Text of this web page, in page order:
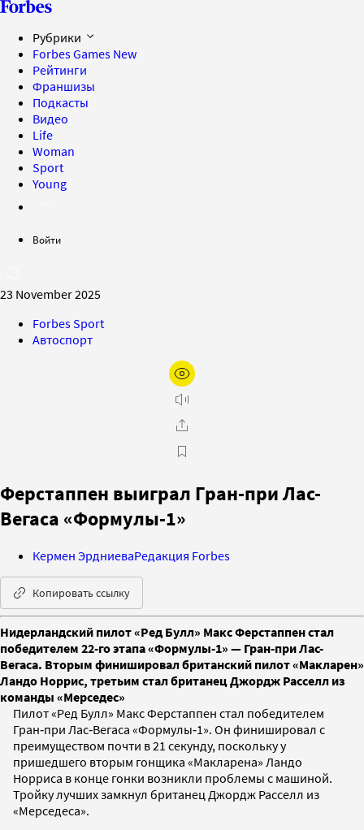
Рубрики
Forbes Games New
Рейтинги
Франшизы
Подкасты
Видео
Life
Woman
Sport
Young
Войти
23 November 2025
Forbes Sport
Автоспорт
Ферстаппен выиграл Гран-при Лас-
Вегаса «Формулы-1»
Кермен ЭрдниеваРедакция Forbes
Копировать ссылку
Нидерландский пилот «Ред Булл» Макс Ферстаппен стал
победителем 22-го этапа «Формулы-1» — Гран-при Лас-
Вегаса. Вторым финишировал британский пилот «Макларен»
Ландо Норрис, третьим стал британец Джордж Расселл из
команды «Мерседес»
Пилот «Ред Булл» Макс Ферстаппен стал победителем
Гран‑при Лас‑Вегаса «Формулы‑1». Он финишировал с
преимуществом почти в 21 секунду, поскольку у
пришедшего вторым гонщика «Макларена» Ландо
Норриса в конце гонки возникли проблемы с машиной.
Тройку лучших замкнул британец Джордж Расселл из
«Мерседеса».